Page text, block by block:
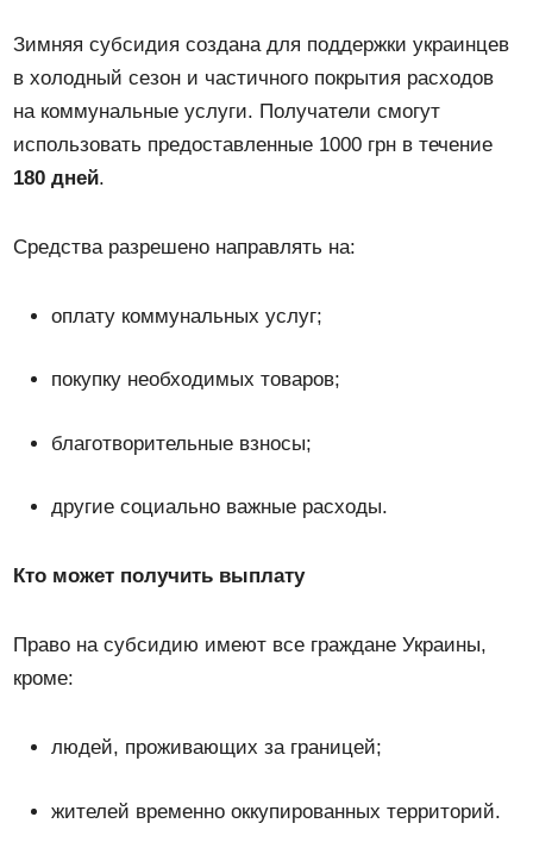
Зимняя субсидия создана для поддержки украинцев
в холодный сезон и частичного покрытия расходов
на коммунальные услуги. Получатели смогут
использовать предоставленные 1000 грн в течение
180 дней.
Средства разрешено направлять на:
оплату коммунальных услуг;
покупку необходимых товаров;
благотворительные взносы;
другие социально важные расходы.
Кто может получить выплату
Право на субсидию имеют все граждане Украины,
кроме:
людей, проживающих за границей;
жителей временно оккупированных территорий.